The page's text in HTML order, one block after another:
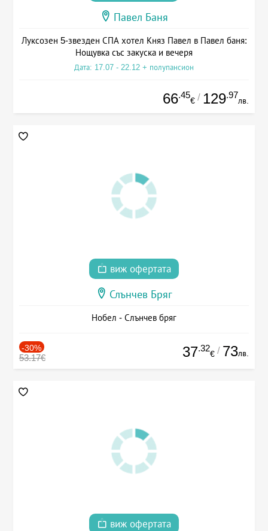
Павел Баня
Луксозен 5-звезден СПА хотел Княз Павел в Павел баня:
Нощувка със закуска и вечеря
Дата: 17.07 - 22.12 + полупансион
66.45
€ / 129.97
лв.
виж офертата
Слънчев Бряг
Нобел - Слънчев бряг
-30%
53.17€ 37.32
€ / 73лв.
виж офертата